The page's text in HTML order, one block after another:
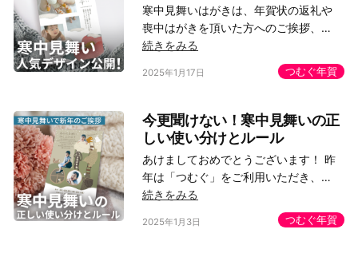
寒中見舞いはがきは、年賀状の返礼や
喪中はがきを頂いた方へのご挨拶、…
続きをみる
2025年1月17日 つむぐ年賀
今更聞けない！寒中見舞いの正
しい使い分けとルール
あけましておめでとうございます！ 昨
年は「つむぐ」をご利用いただき、…
続きをみる
2025年1月3日 つむぐ年賀